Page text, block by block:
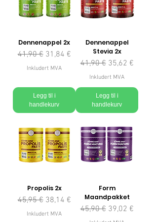
Dennenappel 2x
Vanlig pris
41,90 € Salgspris
31,84 €
Inkludert MVA
Legg til i
handlekurv
Dennenappel
Stevia 2x
Vanlig pris
41,90 € Salgspris
35,62 €
Inkludert MVA
Legg til i
handlekurv
Propolis 2x
Vanlig pris
45,95 € Salgspris
38,14 €
Inkludert MVA
Form
Maandpakket
Vanlig pris
45,90 € Salgspris
39,02 €